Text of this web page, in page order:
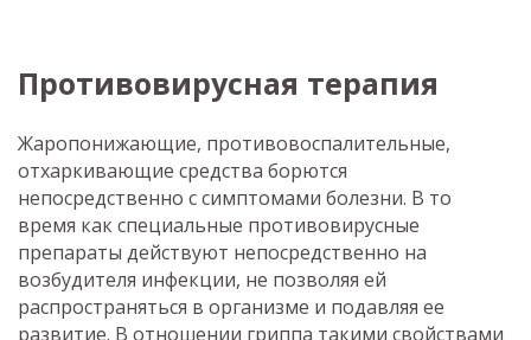
Противовирусная терапия
Жаропонижающие, противовоспалительные,
отхаркивающие средства борются
непосредственно с симптомами болезни. В то
время как специальные противовирусные
препараты действуют непосредственно на
возбудителя инфекции, не позволяя ей
распространяться в организме и подавляя ее
развитие. В отношении гриппа такими свойствами